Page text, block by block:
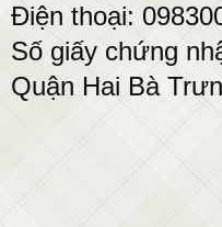
Điện thoại:
Số giấy chứng
Quận Hai Bà